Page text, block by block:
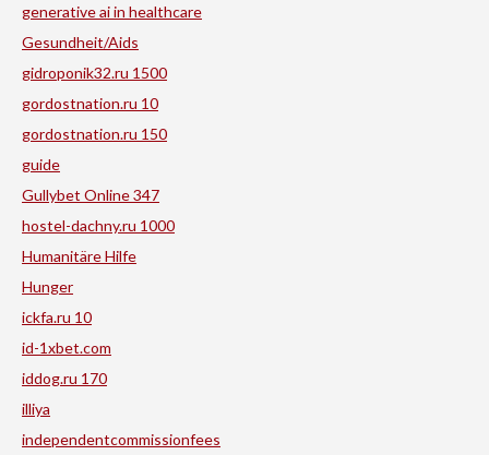
generative ai in healthcare
Gesundheit/Aids
gidroponik32.ru 1500
gordostnation.ru 10
gordostnation.ru 150
guide
Gullybet Online 347
hostel-dachny.ru 1000
Humanitäre Hilfe
Hunger
ickfa.ru 10
id-1xbet.com
iddog.ru 170
illiya
independentcommissionfees